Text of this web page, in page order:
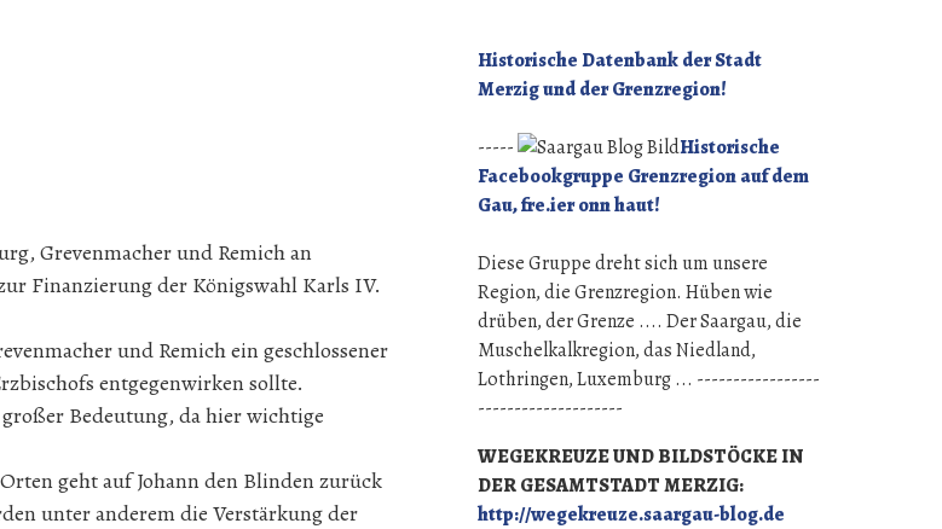
Grevenmacher und Remich an
Finanzierung der Königswahl Karls IV.
und Remich ein geschlossener
entgegenwirken sollte.
Bedeutung, da hier wichtige
geht auf Johann den Blinden zurück
unter anderem die Verstärkung der
Historische Datenbank der Stadt
Merzig und der Grenzregion!
-----
Historische
Facebookgruppe Grenzregion auf dem
Gau, fre.ier onn haut!
Diese Gruppe dreht sich um unsere
Region, die Grenzregion. Hüben wie
drüben, der Grenze .... Der Saargau, die
Muschelkalkregion, das Niedland,
Lothringen, Luxemburg ... -----------------
--------------------
WEGEKREUZE UND BILDSTÖCKE IN
DER GESAMTSTADT MERZIG:
http://wegekreuze.saargau-blog.de